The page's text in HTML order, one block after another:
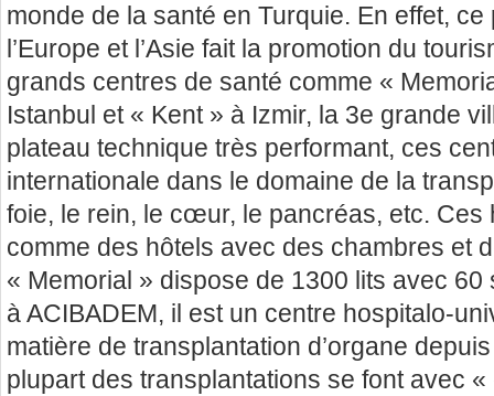
monde de la santé en Turquie. En effet,
l’Europe et l’Asie fait la promotion du
grands centres de santé comme «
Istanbul et « Kent » à Izmir, la 3e grande
plateau technique très performant, ces
internationale dans le domaine de la
foie, le rein, le cœur, le pancréas, etc. Ces
comme des hôtels avec des chambres et
« Memorial » dispose de 1300 lits avec 60
à ACIBADEM, il est un centre hospitalo-
matière de transplantation d’organe
plupart des transplantations se font avec